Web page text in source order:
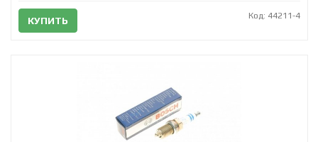
КУПИТЬ Код: 44211-4